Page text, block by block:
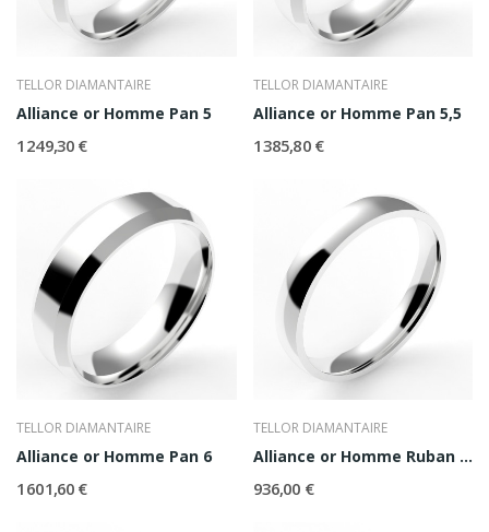
TELLOR DIAMANTAIRE
Alliance or Homme Pan 5
1 249,30 €
TELLOR DIAMANTAIRE
Alliance or Homme Pan 5,5
1 385,80 €
TELLOR DIAMANTAIRE
Alliance or Homme Pan 6
1 601,60 €
TELLOR DIAMANTAIRE
Alliance or Homme Ruban 3,5
936,00 €